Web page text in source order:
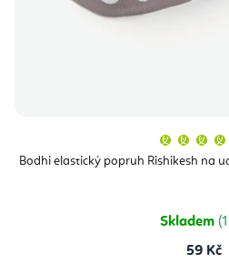
Bodhi elastický popruh Rishikesh na
Skladem
59 Kč